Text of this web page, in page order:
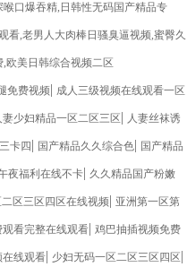
口爆吞精,日韩性无码国产精品专
看,老男人大肉棒日骚臭逼视频,蜜臀久
欧美日韩综合视频二区
免费视频| 成人三级视频在线观看一区
妻少妇精品一区二区三区| 人妻丝袜诱
卡四 | 国产精品久久综合色| 国产精品
夜福利在线不卡| 久久精品国产粉嫩
区三区四区在线视频| 亚洲第一区第
观看完整在线观看| 鸡巴抽插视频免费
在线观看| 少妇无码一区二区三区四区|